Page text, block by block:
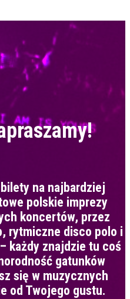
na najbardziej
polskie imprezy
koncertów, przez
rytmiczne disco polo i
każdy znajdzie tu coś
gatunków
się w muzycznych
od Twojego gustu.